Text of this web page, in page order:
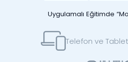
Uygulamalı Eğitimde
Telefon ve